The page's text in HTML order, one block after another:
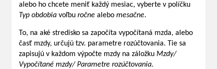
alebo ho chcete meniť každý mesiac, vyberte v políčku
Typ obdobia voľbu ročne alebo mesačne.
To, na aké stredisko sa započíta vypočítaná mzda, alebo
časť mzdy, určujú tzv. parametre rozúčtovania. Tie sa
zapisujú v každom výpočte mzdy na záložku Mzdy/
Vypočítané mzdy/ Parametre rozúčtovania.